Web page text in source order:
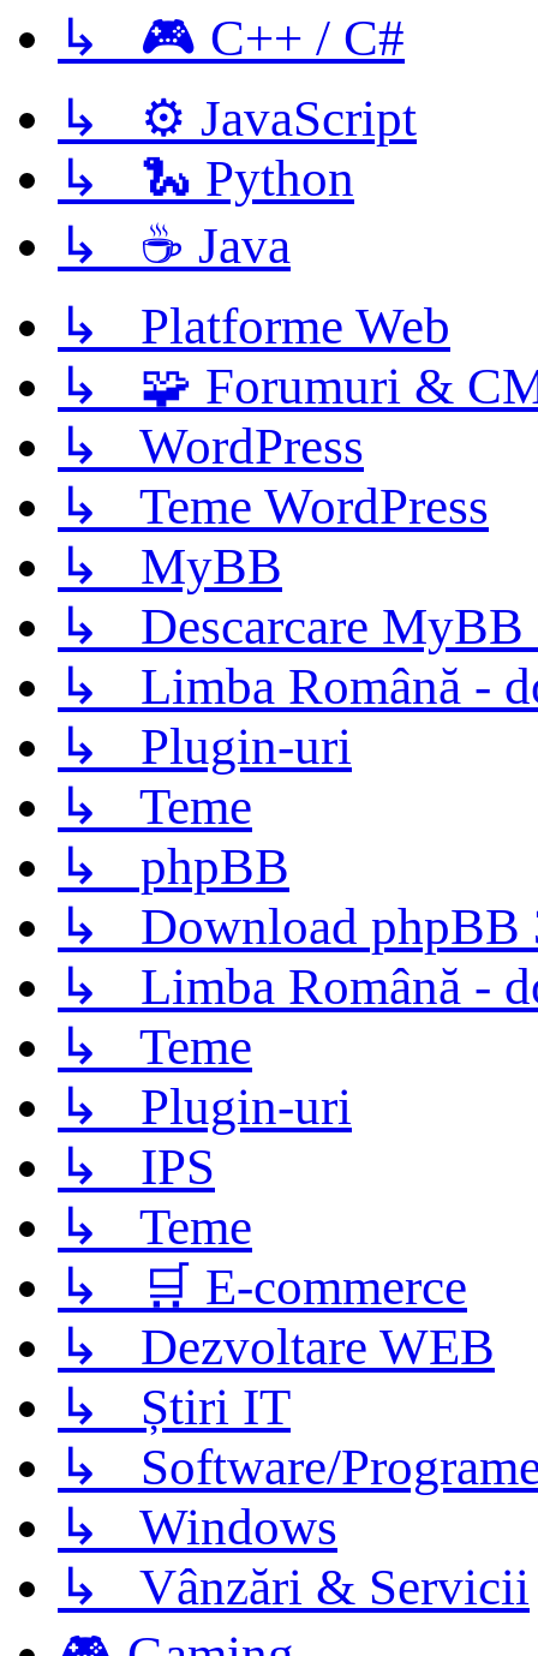
↳ 🎮 C++ / C#
↳ ⚙️ JavaScript
↳ 🐍 Python
↳ ☕ Java
↳ Platforme Web
↳ 🧩 Forumuri &
↳ WordPress
↳ Teme WordPress
↳ MyBB
↳ Descarcare MyBB
↳ Limba Română -
↳ Plugin-uri
↳ Teme
↳ phpBB
↳ Download phpBB
↳ Limba Română -
↳ Teme
↳ Plugin-uri
↳ IPS
↳ Teme
↳ 🛒 E-commerce
↳ Dezvoltare WEB
↳ Știri IT
↳ Software/
↳ Windows
↳ Vânzări & Servicii